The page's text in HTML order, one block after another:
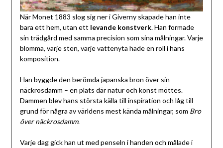
När Monet 1883 slog sig ner i Giverny skapade han inte
bara ett hem, utan ett levande konstverk. Han formade
sin trädgård med samma precision som sina målningar. Varje
blomma, varje sten, varje vattenyta hade en roll i hans
komposition.
Han byggde den berömda japanska bron över sin
näckrosdamm – en plats där natur och konst möttes.
Dammen blev hans största källa till inspiration och låg till
grund för några av världens mest kända målningar, som Bro
över näckrosdamm.
Varje dag gick han ut med penseln i handen och målade i